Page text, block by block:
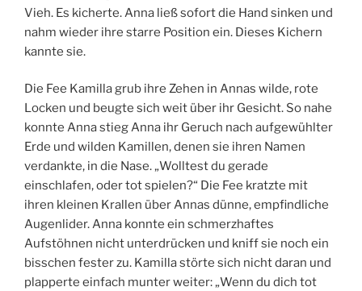
Vieh. Es kicherte. Anna ließ sofort die Hand sinken und
nahm wieder ihre starre Position ein. Dieses Kichern
kannte sie.
Die Fee Kamilla grub ihre Zehen in Annas wilde, rote
Locken und beugte sich weit über ihr Gesicht. So nahe
konnte Anna stieg Anna ihr Geruch nach aufgewühlter
Erde und wilden Kamillen, denen sie ihren Namen
verdankte, in die Nase. „Wolltest du gerade
einschlafen, oder tot spielen?“ Die Fee kratzte mit
ihren kleinen Krallen über Annas dünne, empfindliche
Augenlider. Anna konnte ein schmerzhaftes
Aufstöhnen nicht unterdrücken und kniff sie noch ein
bisschen fester zu. Kamilla störte sich nicht daran und
plapperte einfach munter weiter: „Wenn du dich tot